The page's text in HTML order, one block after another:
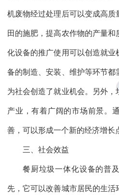
机废物经过处理后可以变成高
田的施肥，提高农作物的产量
化设备的推广使用可以创造就
备的制造、安装、维护等环节
为社会创造了就业机会。另外
产业，有着广阔的市场前景。
善，可以形成一个新的经济增长
三、社会效益
餐厨垃圾一体化设备的普
先，它可以改善城市居民的生活